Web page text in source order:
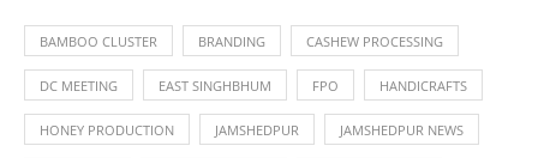
BAMBOO CLUSTER BRANDING CASHEW PROCESSING
DC MEETING EAST SINGHBHUM FPO HANDICRAFTS
HONEY PRODUCTION JAMSHEDPUR JAMSHEDPUR NEWS